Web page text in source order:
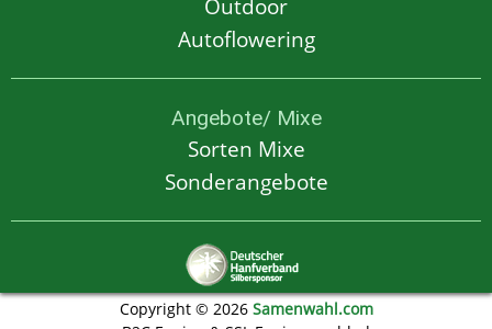
Autoflowering
Angebote/ Mixe
Sorten Mixe
Sonderangebote
Copyright © 2026 Samenwahl.com